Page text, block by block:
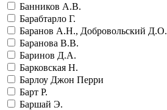
Банников А.В.
Барабтарло Г.
Баранов А.Н., Добровольский Д.О.
Баранова В.В.
Баринов Д.А.
Барковская Н.
Барлоу Джон Перри
Барт Р.
Баршай Э.